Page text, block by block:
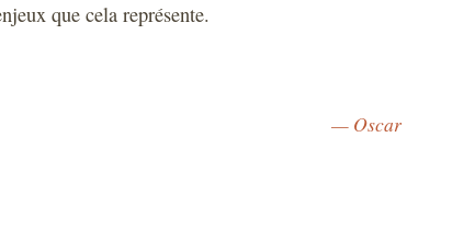
que cela représente.
— Oscar